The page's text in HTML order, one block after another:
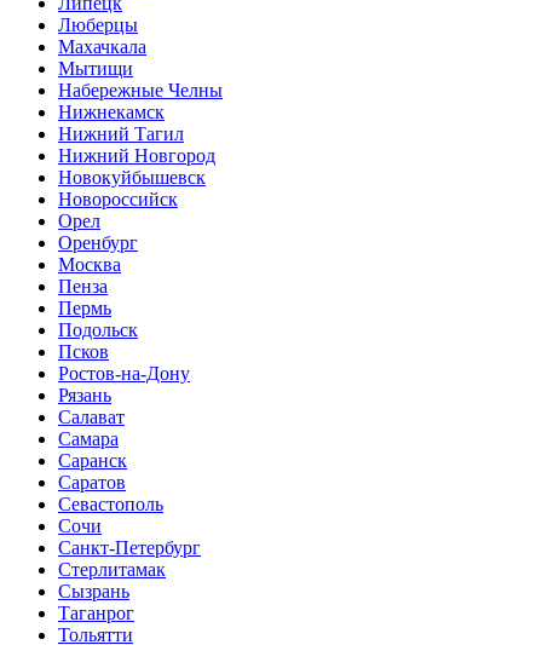
Люберцы
Махачкала
Мытищи
Набережные Челны
Нижнекамск
Нижний Тагил
Нижний Новгород
Новокуйбышевск
Новороссийск
Орел
Оренбург
Москва
Пенза
Пермь
Подольск
Псков
Ростов-на-Дону
Рязань
Салават
Самара
Саранск
Саратов
Севастополь
Сочи
Санкт-Петербург
Стерлитамак
Сызрань
Таганрог
Тольятти